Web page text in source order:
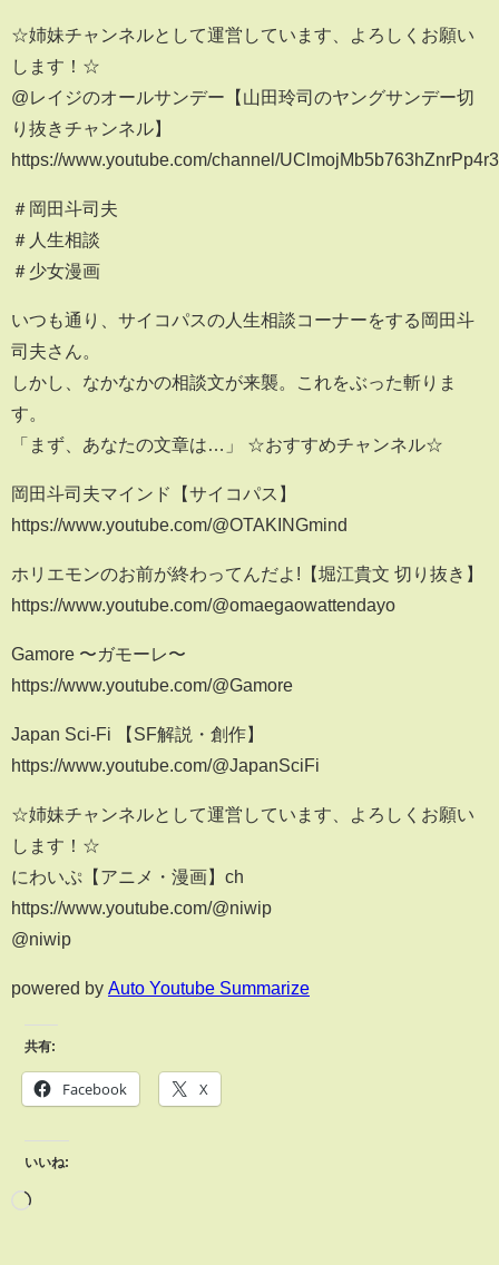
☆姉妹チャンネルとして運営しています、よろしくお願い
します！☆
@レイジのオールサンデー【山田玲司のヤングサンデー切
り抜きチャンネル】
https://www.youtube.com/channel/
＃岡田斗司夫
＃人生相談
＃少女漫画
いつも通り、サイコパスの人生相談コーナーをする岡田斗
司夫さん。
しかし、なかなかの相談文が来襲。これをぶった斬りま
す。
「まず、あなたの文章は…」 ☆おすすめチャンネル☆
岡田斗司夫マインド【サイコパス】
https://www.youtube.com/@OTAKINGmind
ホリエモンのお前が終わってんだよ!【堀江貴文 切り抜き】
https://www.youtube.com/@omaegaowattendayo
Gamore 〜ガモーレ〜
https://www.youtube.com/@Gamore
Japan Sci-Fi 【SF解説・創作】
https://www.youtube.com/@JapanSciFi
☆姉妹チャンネルとして運営しています、よろしくお願い
します！☆
にわいぷ【アニメ・漫画】ch
https://www.youtube.com/@niwip
@niwip
powered by Auto Youtube Summarize
共有:
Facebook X
いいね: